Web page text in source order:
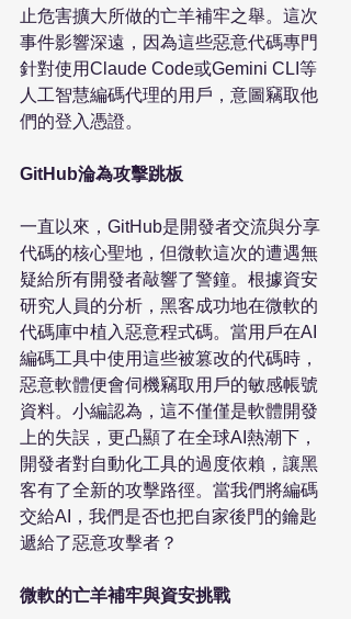
止危害擴大所做的亡羊補牢之舉。這次
事件影響深遠，因為這些惡意代碼專門
針對使用Claude Code或Gemini CLI等
人工智慧編碼代理的用戶，意圖竊取他
們的登入憑證。
GitHub淪為攻擊跳板
一直以來，GitHub是開發者交流與分享
代碼的核心聖地，但微軟這次的遭遇無
疑給所有開發者敲響了警鐘。根據資安
研究人員的分析，黑客成功地在微軟的
代碼庫中植入惡意程式碼。當用戶在AI
編碼工具中使用這些被篡改的代碼時，
惡意軟體便會伺機竊取用戶的敏感帳號
資料。小編認為，這不僅僅是軟體開發
上的失誤，更凸顯了在全球AI熱潮下，
開發者對自動化工具的過度依賴，讓黑
客有了全新的攻擊路徑。當我們將編碼
交給AI，我們是否也把自家後門的鑰匙
遞給了惡意攻擊者？
微軟的亡羊補牢與資安挑戰